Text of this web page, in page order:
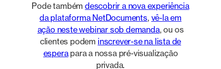
Pode tambémdescobrir a nova experiência
da plataforma NetDocuments, vê-la em
ação neste webinar sob demanda, ou os
clientes podem inscrever-se na lista de
esperapara a nossa pré-visualização
privada.